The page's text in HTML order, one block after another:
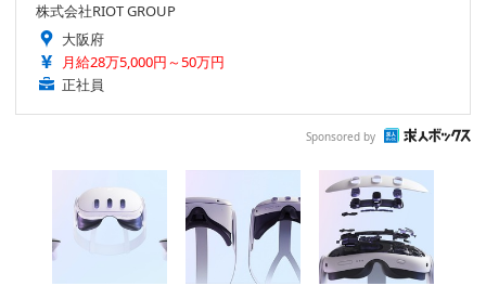
株式会社RIOT GROUP
大阪府
月給28万5,000円～50万円
正社員
Sponsored by